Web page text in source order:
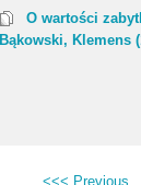
O wartości
Bąkowski, Klemens
<<< Previous